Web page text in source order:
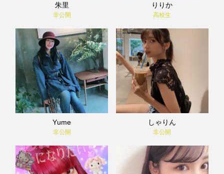
朱里
非公開
りりか
高校生
Yume
非公開
しゃりん
非公開